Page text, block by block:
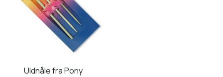
Uldnåle fra Pony